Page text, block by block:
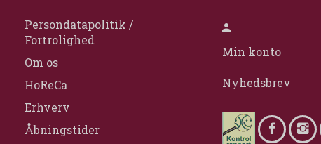
Persondatapolitik /
Fortrolighed
Om os
HoReCa
Erhverv
Åbningstider
Min konto
Nyhedsbrev